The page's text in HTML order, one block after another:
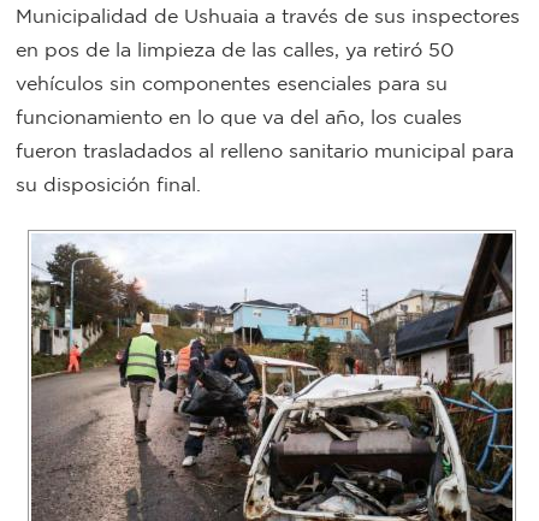
Boleto
estudiantil
Recorrido
colectivos
Recarga
SUBE
Municipalidad de Ushuaia a través de sus inspectores
en pos de la limpieza de las calles, ya retiró 50
vehículos sin componentes esenciales para su
funcionamiento en lo que va del año, los cuales
fueron trasladados al relleno sanitario municipal para
su disposición final.